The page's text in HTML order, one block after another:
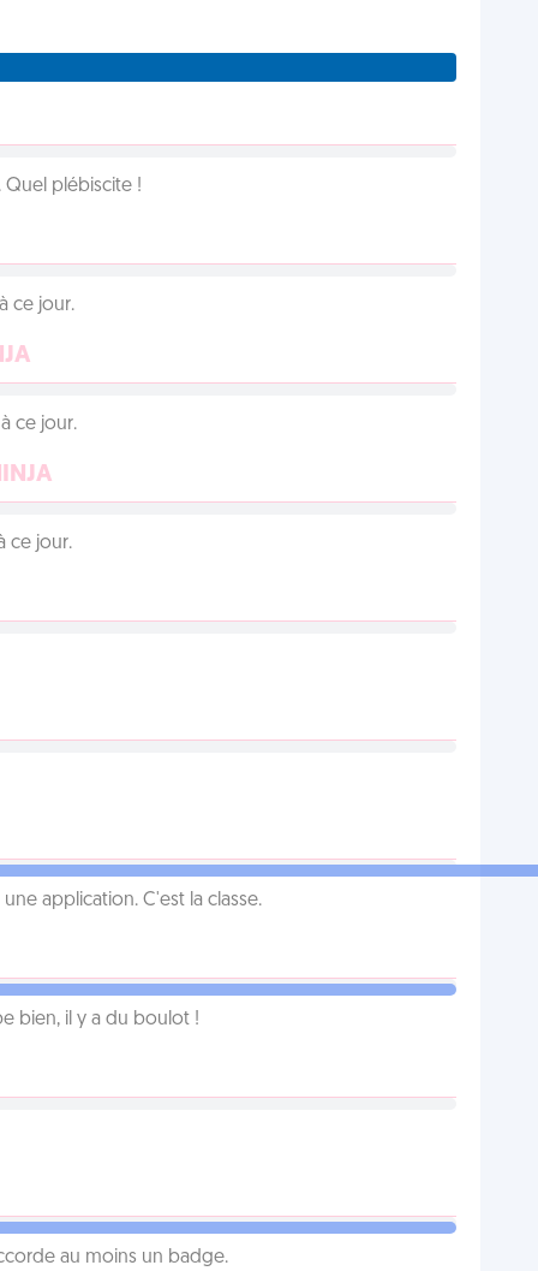
Quel plébiscite !
ce jour.
ce jour.
ce jour.
application. C'est la classe.
bien, il y a du boulot !
au moins un badge.